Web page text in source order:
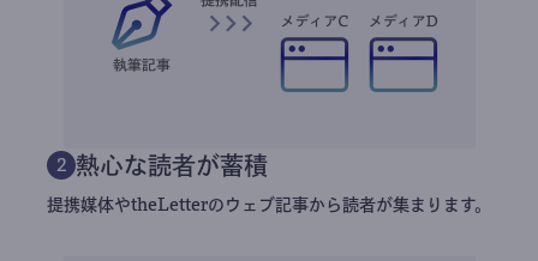
2 熱心な読者が蓄積
提携媒体やtheLetterのウェブ記事から読者が集まります。